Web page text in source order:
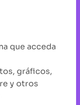
que acceda
gráficos,
y otros